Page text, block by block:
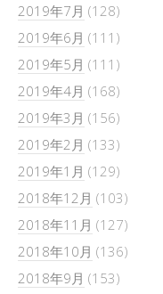
2019年7月 (128)
2019年6月 (111)
2019年5月 (111)
2019年4月 (168)
2019年3月 (156)
2019年2月 (133)
2019年1月 (129)
2018年12月 (103)
2018年11月 (127)
2018年10月 (136)
2018年9月 (153)